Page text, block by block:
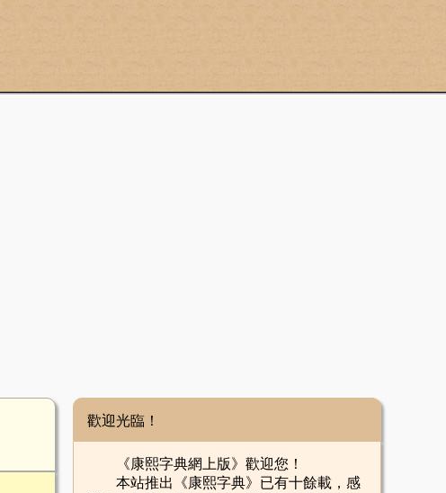
歡迎光臨！
《康熙字典網上版》歡迎您！
本站推出《康熙字典》已有十餘載，感